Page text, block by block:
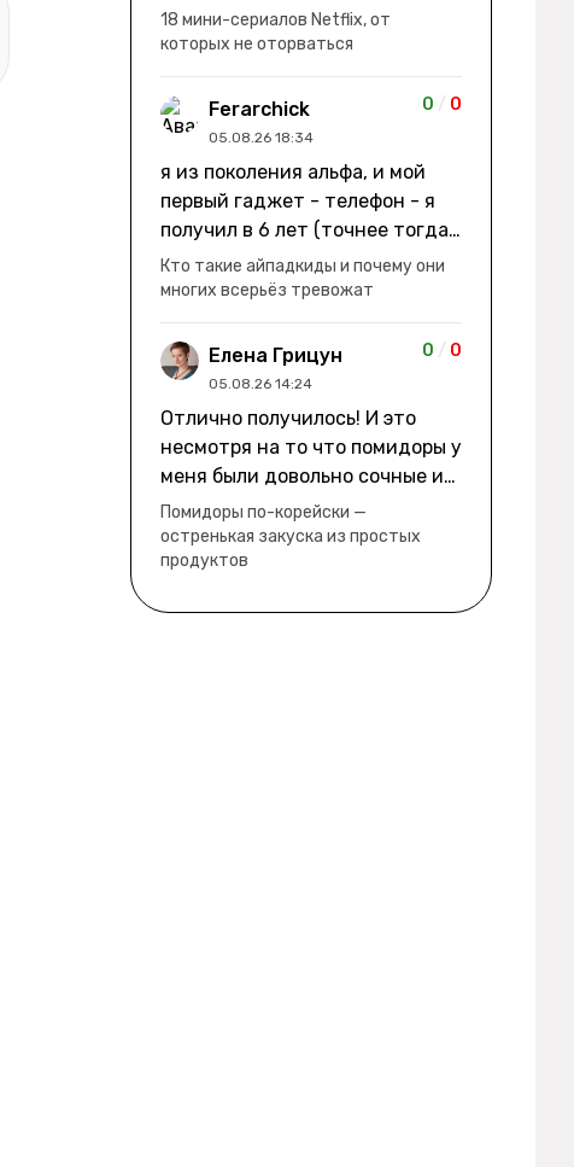
заработки" не на заработки -
она иммигрирует с семьей и не
в США, а в Канаду "заниматься
сексом ради удовольствия, а
не для зачатия" - героиня уже
ее побега из общины. не в
первый раз замечаю такие
косяки. с ИИ пишете? :)
18 мини-сериалов Netflix, от
которых не оторваться
Ferarchick
05.08.26 18:34
0 / 0
я из поколения альфа, и мой
первый гаджет - телефон - я
получил в 6 лет (точнее тогда
мне уже было почти 7), потом
его отобрали и я просто
смотрел телик, потом мне
подарили ноутбук, который у
меня до сих пор. ну а в этом
уже другую модель т.к та была
старая и пароль я от него
забыл
Кто такие айпадкиды и почему они
многих всерьёз тревожат
Елена Грицун
05.08.26 14:24
0 / 0
Отлично получилось! И это
несмотря на то что помидоры у
меня были довольно сочные и
водянистые. Ну, зато теперь
полно острой салатной жижи ))
Помидоры по-корейски —
остренькая закуска из простых
продуктов